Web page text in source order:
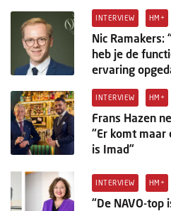
INTERVIEW HM+
Nic
heb je de
ervaring
INTERVIEW HM+
Frans Hazen
“Er komt maar
is Imad”
INTERVIEW HM+
“De NAVO-